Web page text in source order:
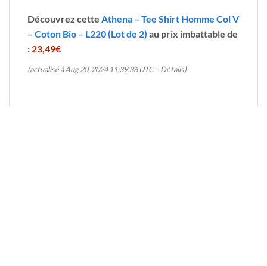
Découvrez cette Athena – Tee Shirt Homme Col V
– Coton Bio – L220 (Lot de 2) au prix imbattable de
: 23,49€
(actualisé à Aug 20, 2024 11:39:36 UTC –Détails)